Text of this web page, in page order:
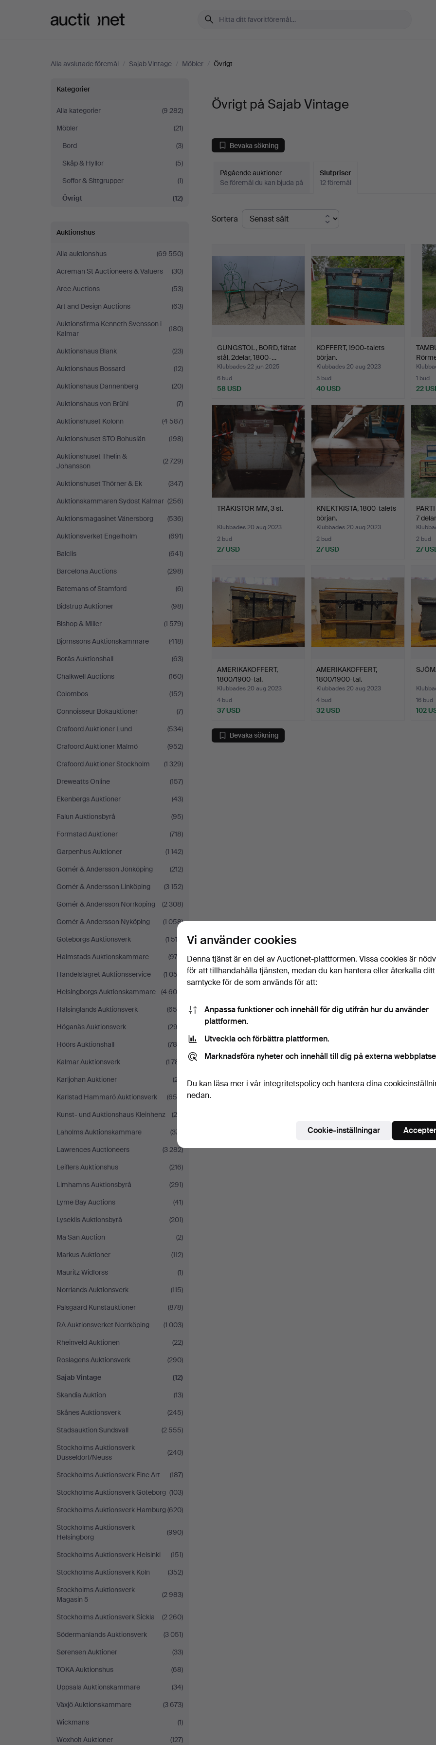
Alla avslutade föremål / Sajab Vintage / Möbler / Övrigt
Övrigt
på
Sajab
Vintage
Kategorier
Alla kategorier
(9 282)
Möbler
(21)
Bord
(3)
Skåp & Hyllor
(5)
Soffor & Sittgrupper
(1)
Övrigt
(12)
Auktionshus
Alla auktionshus
(69 550)
Acreman St Auctioneers & Valuers
(30)
Arce Auctions
(53)
Art and Design Auctions
(63)
Auktionsfirma Kenneth Svensson i
Kalmar
(180)
Auktionshaus Blank
(23)
Auktionshaus Bossard
(12)
Auktionshaus Dannenberg
(20)
Auktionshaus von Brühl
(7)
Auktionshuset Kolonn
(4 587)
Auktionshuset STO Bohuslän
(198)
Auktionshuset Thelin &
Johansson
(2 729)
Auktionshuset Thörner & Ek
(347)
Auktionskammaren Sydost Kalmar (256)
Auktionsmagasinet Vänersborg
(536)
Auktionsverket Engelholm
(691)
Balclis
(641)
Barcelona Auctions
(298)
Batemans of Stamford
(6)
Bidstrup Auktioner
(98)
Bishop & Miller
(1 579)
Björnssons Auktionskammare
(418)
Borås Auktionshall
(63)
Chalkwell Auctions
(160)
Colombos
(152)
Connoisseur Bokauktioner
(7)
Crafoord Auktioner Lund
(534)
Crafoord Auktioner Malmö
(952)
Crafoord Auktioner Stockholm
(1 329)
Dreweatts Online
(157)
Ekenbergs Auktioner
(43)
Falun Auktionsbyrå
(95)
Formstad Auktioner
(718)
Garpenhus Auktioner
(1 142)
Gomér & Andersson Jönköping
(212)
Gomér & Andersson Linköping
(3 152)
Gomér & Andersson Norrköping
(2 308)
Gomér & Andersson Nyköping
(1 058)
Göteborgs Auktionsverk
(1 513)
Halmstads Auktionskammare
(972)
Handelslagret Auktionsservice
(1 052)
Helsingborgs Auktionskammare
(4 600)
Hälsinglands Auktionsverk
(654)
Höganäs Auktionsverk
(292)
Höörs Auktionshall
(780)
Kalmar Auktionsverk
(1 781)
Karljohan Auktioner
(27)
Karlstad Hammarö Auktionsverk
(654)
Kunst- und Auktionshaus Kleinhenz
(26)
Laholms Auktionskammare
(371)
Lawrences Auctioneers
(3 282)
Leiflers Auktionshus
(216)
Limhamns Auktionsbyrå
(291)
Lyme Bay Auctions
(41)
Lysekils Auktionsbyrå
(201)
Ma San Auction
(2)
Markus Auktioner
(112)
Mauritz Widforss
(1)
Norrlands Auktionsverk
(115)
Palsgaard Kunstauktioner
(878)
RA Auktionsverket Norrköping
(1 003)
Rheinveld Auktionen
(22)
Roslagens Auktionsverk
(290)
Sajab Vintage
(12)
Skandia Auktion
(13)
Skånes Auktionsverk
(245)
Stadsauktion Sundsvall
(2 555)
Stockholms Auktionsverk
Düsseldorf/Neuss
(240)
Stockholms Auktionsverk Fine Art
(187)
Stockholms Auktionsverk Göteborg (103)
Stockholms Auktionsverk Hamburg(620)
Stockholms Auktionsverk
Helsingborg
(990)
Stockholms Auktionsverk Helsinki
(151)
Stockholms Auktionsverk Köln
(352)
Stockholms Auktionsverk
Magasin 5
(2 983)
Stockholms Auktionsverk Sickla
(2 260)
Södermanlands Auktionsverk
(3 051)
Sørensen Auktioner
(33)
TOKA Auktionshus
(68)
Uppsala Auktionskammare
(34)
Växjö Auktionskammare
(3 673)
Wickmans
(1)
Woxholt Auktioner
(127)
Övrigt på Sajab Vintage
Bevaka sökning
Pågående auktioner
Se föremål du kan bjuda på
Slutpriser
12 föremål
Slutpriser
Sortera
GUNGSTOL, BORD, flätat
stål, 2delar, 1800-…
Klubbades 22 jun 2025
6 bud
58 USD
KOFFERT, 1900-talets
början.
Klubbades 20 aug 2023
5 bud
40 USD
1 bud
22
TRÄKISTOR MM, 3 st.
Klubbades 20 aug 2023
2 bud
27 USD
KNEKTKISTA, 1800-talets
början.
Klubbades 20 aug 2023
2 bud
27 USD
7
2 bud
27
AMERIKAKOFFERT,
1800/1900-tal.
Klubbades 20 aug 2023
4 bud
37 USD
AMERIKAKOFFERT,
1800/1900-tal.
Klubbades 20 aug 2023
4 bud
32 USD
16 bud
102
Bevaka sökning
Vi använder cookies
Denna tjänst är en del av Auctionet-plattformen. Vissa cookies är
för att tillhandahålla tjänsten, medan du kan hantera eller återkalla ditt
samtycke för de som används för att:
Anpassa funktioner och innehåll för dig utifrån hur du använder
plattformen.
Utveckla och förbättra plattformen.
Marknadsföra nyheter och innehåll till dig på externa
Du kan läsa mer i vår integritetspolicyoch hantera dina
nedan.
Cookie-inställningar